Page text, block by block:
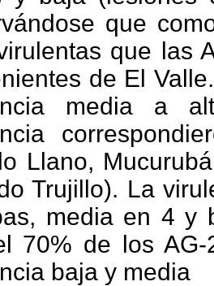
que
que las
de El
media a
Llano,
Trujillo). La
media en 4 y
70% de los
baja y media